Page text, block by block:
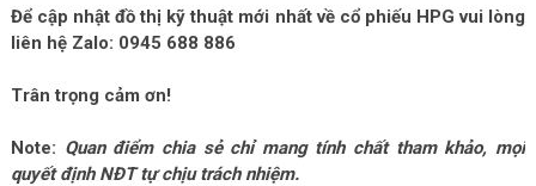
Để cập nhật đồ thị kỹ thuật mới nhất về cổ phiếu HPG vui lòng
liên hệ Zalo: 0945 688 886
Trân trọng cảm ơn!
Note: Quan điểm chia sẻ chỉ mang tính chất tham khảo, mọi
quyết định NĐT tự chịu trách nhiệm.